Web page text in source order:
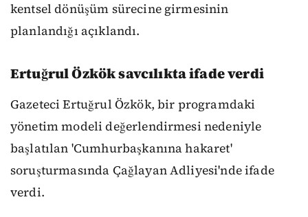
kentsel dönüşüm sürecine girmesinin
planlandığı açıklandı.
Ertuğrul Özkök savcılıkta ifade verdi
Gazeteci Ertuğrul Özkök, bir programdaki
yönetim modeli değerlendirmesi nedeniyle
başlatılan 'Cumhurbaşkanına hakaret'
soruşturmasında Çağlayan Adliyesi'nde ifade
verdi.